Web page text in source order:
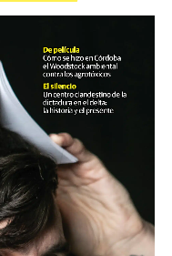
1/Bloque 2
es libre. Sólo tenés
para
MU